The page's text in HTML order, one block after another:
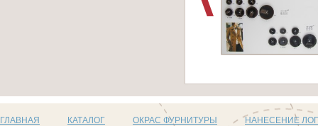
ГЛАВНАЯ КАТАЛОГ ОКРАС ФУРНИТУРЫ НАНЕСЕНИЕ